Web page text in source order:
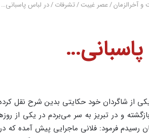
و آخرالزمان/عصر غیبت/تشرفات/در لباس پاسبانى…
یکى از شاگردان خود حکایتى بدین شرح نقل
و در تبریز به سر مى‌‌بردم در یکى از
فرمود: فلانى ماجرایى پیش آمده که